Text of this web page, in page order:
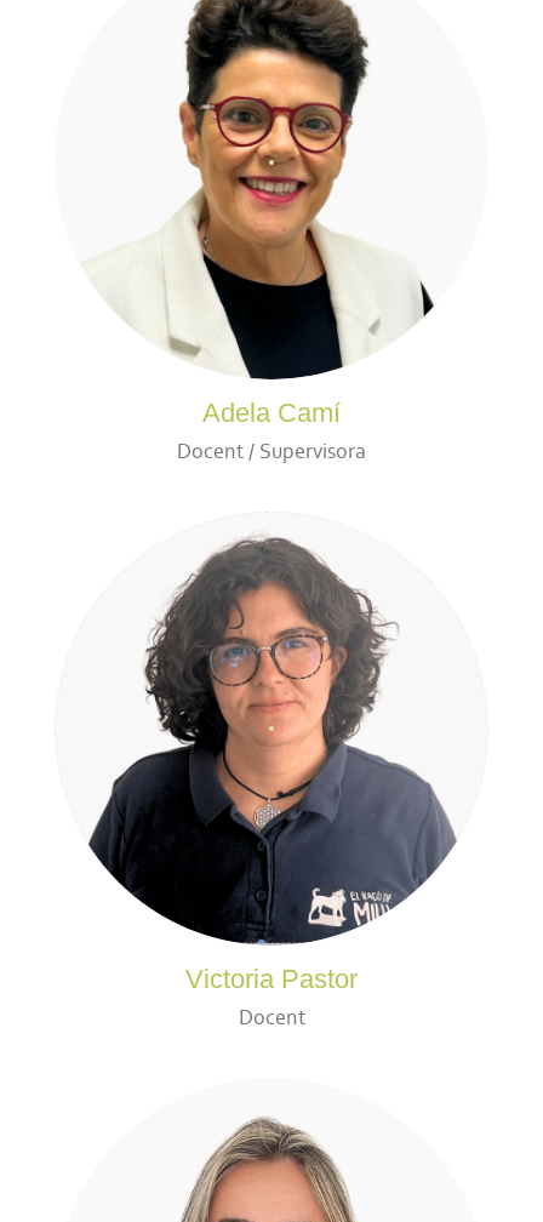
Adela Camí
Docent / Supervisora
Victoria Pastor
Docent